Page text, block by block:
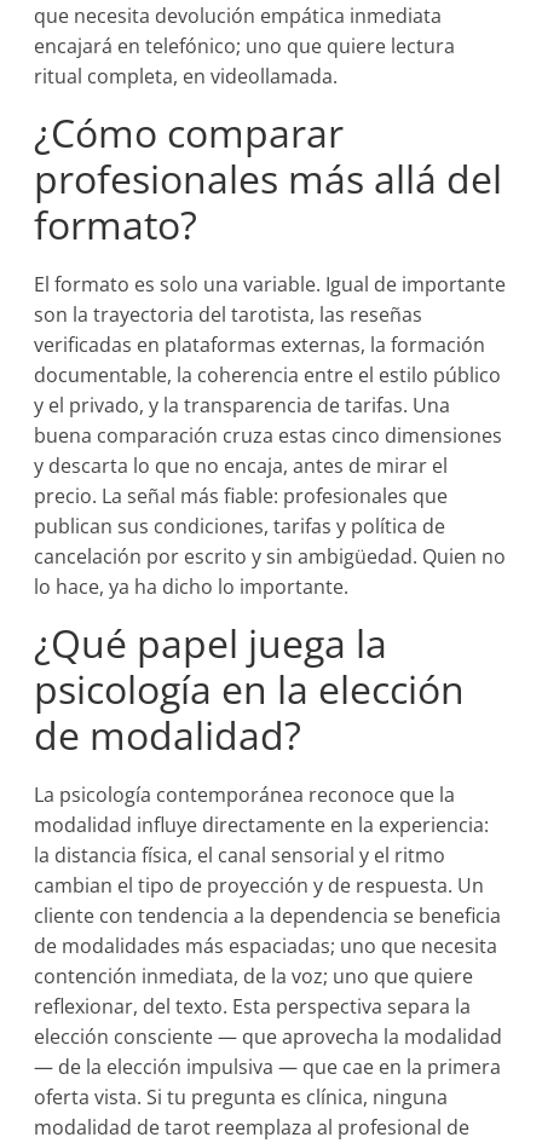
que necesita devolución empática inmediata
encajará en telefónico; uno que quiere lectura
ritual completa, en videollamada.
¿Cómo comparar
profesionales más allá del
formato?
El formato es solo una variable. Igual de importante
son la trayectoria del tarotista, las reseñas
verificadas en plataformas externas, la formación
documentable, la coherencia entre el estilo público
y el privado, y la transparencia de tarifas. Una
buena comparación cruza estas cinco dimensiones
y descarta lo que no encaja, antes de mirar el
precio. La señal más fiable: profesionales que
publican sus condiciones, tarifas y política de
cancelación por escrito y sin ambigüedad. Quien no
lo hace, ya ha dicho lo importante.
¿Qué papel juega la
psicología en la elección
de modalidad?
La psicología contemporánea reconoce que la
modalidad influye directamente en la experiencia:
la distancia física, el canal sensorial y el ritmo
cambian el tipo de proyección y de respuesta. Un
cliente con tendencia a la dependencia se beneficia
de modalidades más espaciadas; uno que necesita
contención inmediata, de la voz; uno que quiere
reflexionar, del texto. Esta perspectiva separa la
elección consciente — que aprovecha la modalidad
— de la elección impulsiva — que cae en la primera
oferta vista. Si tu pregunta es clínica, ninguna
modalidad de tarot reemplaza al profesional de